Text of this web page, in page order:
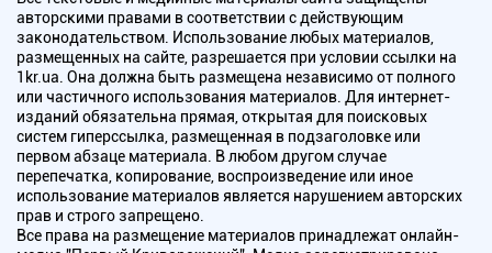
авторскими правами в соответствии с действующим
законодательством. Использование любых материалов,
размещенных на сайте, разрешается при условии ссылки на
1kr.ua. Она должна быть размещена независимо от полного
или частичного использования материалов. Для интернет-
изданий обязательна прямая, открытая для поисковых
систем гиперссылка, размещенная в подзаголовке или
первом абзаце материала. В любом другом случае
перепечатка, копирование, воспроизведение или иное
использование материалов является нарушением авторских
прав и строго запрещено.
Все права на размещение материалов принадлежат онлайн-